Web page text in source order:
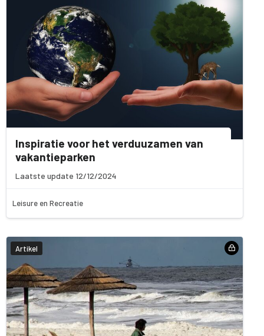
Inspiratie voor het verduuzamen van
vakantieparken
Laatste update 12/12/2024
Leisure en Recreatie
Artikel